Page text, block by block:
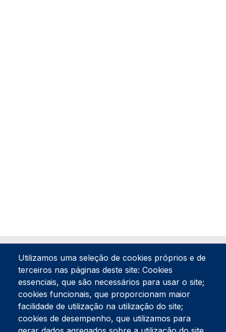
Tel:234 390 100Fax:234 390 100
Endereço Postal
Utilizamos uma seleção de cookies próprios e de
terceiros nas páginas deste site: Cookies
essenciais, que são necessários para usar o site;
cookies funcionais, que proporcionam maior
facilidade de utilização na utilização do site;
cookies de desempenho, que utilizamos para